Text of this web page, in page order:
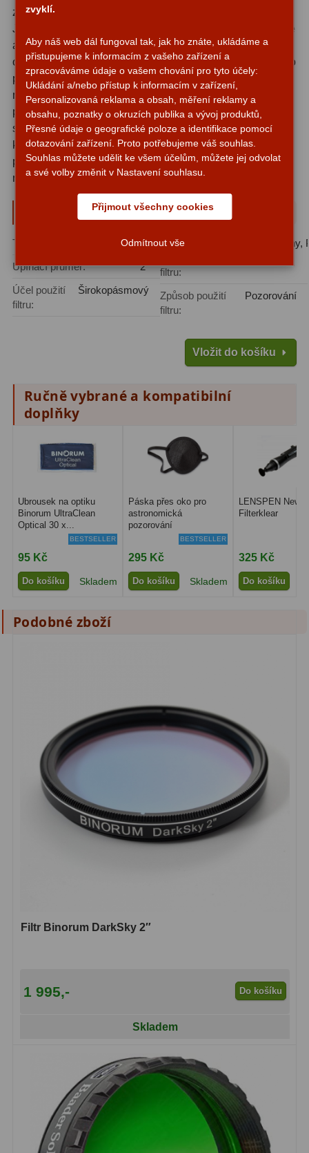
Stativy a pilíře3
Objímky10
Motory a pohony13
Upínací prvky13
Závaží3
Diagonální zrcátka35
Diagonální hranoly7
Pozorovací dalekohledy
Kompaktní11
Turistické24
Myslivecké 2
Pro pozorování přírody a
ornitologie
Dárkové
Binokulární dalekohledy 279
Kapesní14
Divadelní2
Univerzální
Dálkoměry a Noční vidění17
Biologické
Příslušenství16
Meteostanice52
zkušeností v oblasti astronomické optiky a příslušenství.
Jejich filtry jsou prověřeny tisíci astronomů po celém světě
a výrobce si zakládá na precizní výrobní toleranci a
opakovatelné kvalitě.Filtr Baader Fringe Killer 2″
je toho
přímým důkazem - produkt, který nepřichází s
marketingovými superlativy, ale s jasně měřitelnými
parametry a reálným přínosem pro pozorovatele. Ať už
sledujete planety, Měsíc, nebo chcete experimentovat s
kombinací filtrů pro H-alfa pozorování, tento filtr si v
příslušenství každého majitele achromátu zaslouží pevné
místo.
Parametry a specifikace
Typ filtru:
Mlhovinové filtry
Upínací průměr:
2″
Účel použití
filtru:
Širokopásmový
Oblast
filtru:
Vodíkové
Způsob použití
filtru:
Pozorování
Vložit do košíku
Ručně vybrané a kompatibilní
doplňky
Ubrousek na optiku
Binorum UltraClean
Optical 30 x...
BESTSELLER
95 Kč
Do košíku Skladem
Páska přes oko pro
astronomická
pozorování
BESTSELLER
295 Kč
Do košíku Skladem
LENSPEN New
Filterklear
325 Kč
Do košíku
Podobné zboží
Filtr Binorum DarkSky 2″
1 995,- Do košíku
Skladem
zvyklí.
Aby náš web dál fungoval tak, jak ho znáte, ukládáme a
přistupujeme k informacím z vašeho zařízení a
zpracováváme údaje o vašem chování pro tyto účely:
Ukládání a/nebo přístup k informacím v zařízení,
Personalizovaná reklama a obsah, měření reklamy a
obsahu, poznatky o okruzích publika a vývoj produktů,
Přesné údaje o geografické poloze a identifikace pomocí
dotazování zařízení. Proto potřebujeme váš souhlas.
Souhlas můžete udělit ke všem účelům, můžete jej odvolat
a své volby změnit v Nastavení souhlasu.
Přijmout všechny cookies
Odmítnout vše